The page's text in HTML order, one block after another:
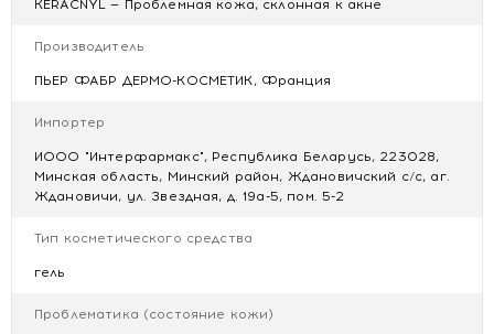
- регулирует избыточную выработку себума;
- бережно очищает, матирует;
*Клиническое исследование в монотерапии, 56
пациентов, 2 применения в день на протяжении 29
дней.
день. Вспенить небольшое количество геля в ладонях,
тела, помассировать, смыть.
Противопоказания: индивидуальная непереносимость
KERACNYL — Проблемная кожа, склонная к акне
Производитель
ПЬЕР ФАБР ДЕРМО-КОСМЕТИК, Франция
Импортер
ИООО "Интерфармакс", Республика Беларусь, 223028,
Минская область, Минский район, Ждановичский с/с, аг.
Ждановичи, ул. Звездная, д. 19а-5, пом. 5-2
Тип косметического средства
гель
Проблематика (состояние кожи)